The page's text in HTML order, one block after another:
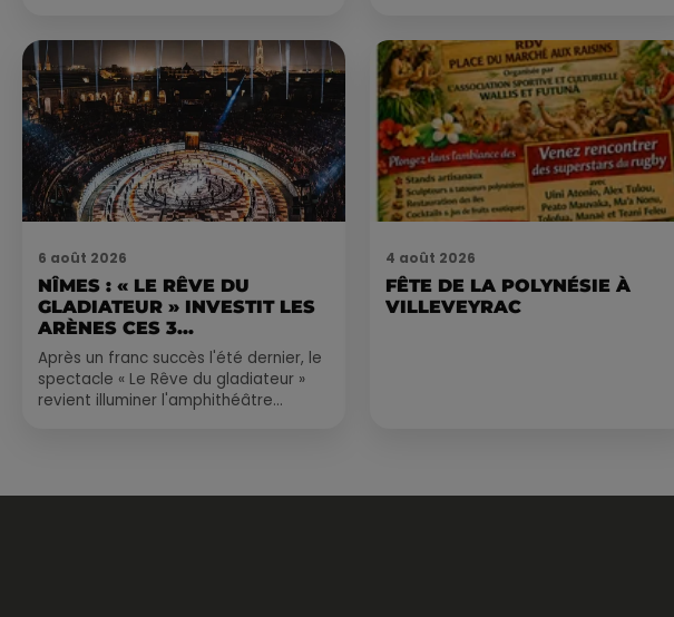
6 août 2026
NÎMES : « LE RÊVE DU
GLADIATEUR » INVESTIT LES
ARÈNES CES 3...
Après un franc succès l'été dernier, le
spectacle « Le Rêve du gladiateur »
revient illuminer l'amphithéâtre
4 août 2026
FÊTE DE LA POLYNÉSIE À
VILLEVEYRAC